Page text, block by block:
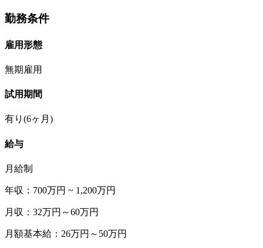
勤務条件
雇用形態
無期雇用
試用期間
有り(6ヶ月)
給与
月給制
年収：700万円 ~ 1,200万円
月収：32万円～60万円
月額基本給：26万円～50万円